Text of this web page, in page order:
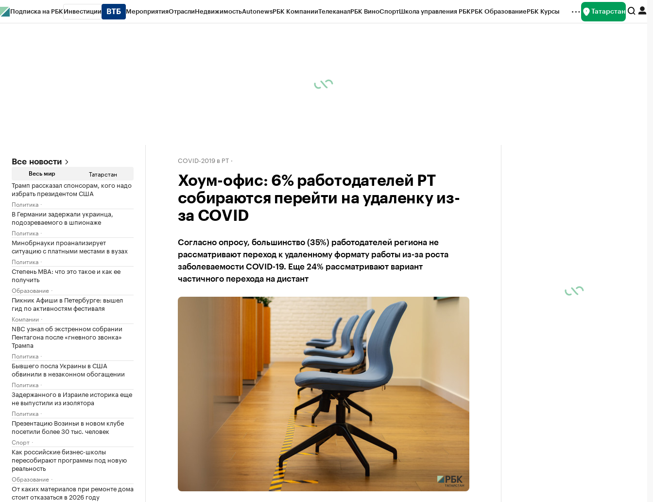
Подписка на РБК Инвестиции МероприятияОтраслиНедвижимостьAutonewsРБК КомпанииТелеканалРБК ВиноСпортШкола управления РБКРБК ОбразованиеРБК Курсы Татарстан
Все новости
Весь мир Татарстан
Трамп рассказал спонсорам, кого надо
избрать президентом США
Политика
В Германии задержали украинца,
подозреваемого в шпионаже
Политика
Минобрнауки проанализирует
ситуацию с платными местами в вузах
Политика
Степень MBA: что это такое и как ее
получить
Образование
Пикник Афиши в Петербурге: вышел
гид по активностям фестиваля
Компании
NBC узнал об экстренном собрании
Пентагона после «гневного звонка»
Трампа
Политика
Бывшего посла Украины в США
обвинили в незаконном обогащении
Политика
Задержанного в Израиле историка еще
не выпустили из изолятора
Политика
Презентацию Возиньи в новом клубе
посетили более 30 тыс. человек
Спорт
Как российские бизнес-школы
пересобирают программы под новую
реальность
Образование
От каких материалов при ремонте дома
стоит отказаться в 2026 году
COVID-2019 в РТ
Хоум-офис: 6% работодателей РТ
собираются перейти на удаленку из-
за COVID
Согласно опросу, большинство (35%) работодателей региона не
рассматривают переход к удаленному формату работы из-за роста
заболеваемости COVID-19. Еще 24% рассматривают вариант
частичного перехода на дистант